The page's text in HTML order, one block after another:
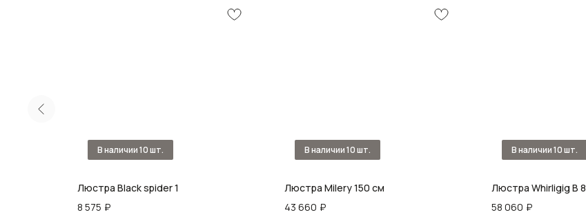
Люстра Black spider 1
8 575 ₽
Люстра Milery 150 см
43 660 ₽
Люстра Whirligig B 8
58 060 ₽